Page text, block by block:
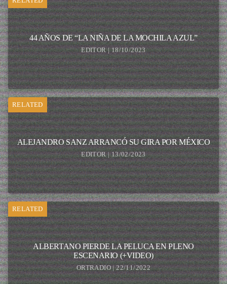
44 AÑOS DE “LA NIÑA DE LA MOCHILA AZUL”
EDITOR | 18/10/2023
RELATED
ALEJANDRO SANZ ARRANCÓ SU GIRA POR MÉXICO
EDITOR | 13/02/2023
RELATED
ALBERTANO PIERDE LA PELUCA EN PLENO
ESCENARIO (+VIDEO)
ORTRADIO | 22/11/2022